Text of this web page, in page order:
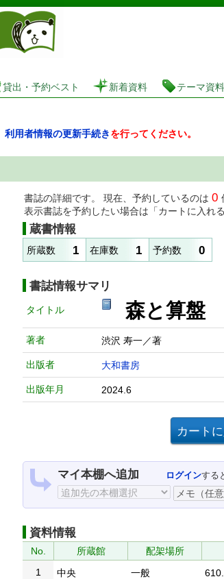
図書館 蔵書検索・予約システム
貸出・予約ベスト 新着資料 テーマ資料
利用者情報の更新手続きを行ってください。
書誌の詳細です。 現在、予約しているのは 0
表示書誌を予約したい場合は「カートに入れ
蔵書情報
所蔵数 1 在庫数 1 予約数 0
書誌情報サマリ
タイトル 森と
著者 渋沢 寿一／著
出版者 大和書房
出版年月 2024.6
マイ本棚へ追加 ログインする
資料情報
No. 所蔵館 配架場所
1
中央 一般